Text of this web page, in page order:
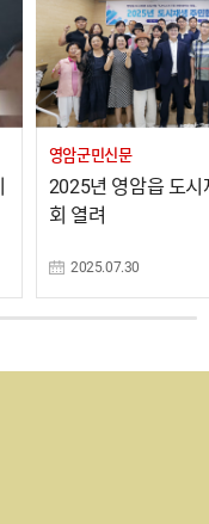
영암군민신문
2025년 영암읍 도
회 열려
2025.07.30